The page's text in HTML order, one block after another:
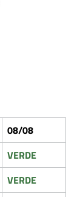
08/08
VERDE
VERDE